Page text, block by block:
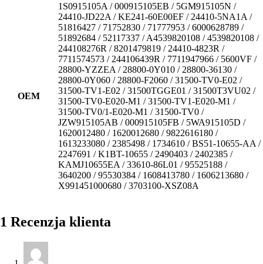
OEM
1S0915105A / 000915105EB / 5GM915105N /
24410-JD22A / KE241-60E00EF / 24410-5NA1A /
51816427 / 71752830 / 71777953 / 6000628789 /
51892684 / 52117337 / A4539820108 / 4539820108 /
244108276R / 8201479819 / 24410-4823R /
7711574573 / 244106439R / 7711947966 / 5600VF /
28800-YZZEA / 28800-0Y010 / 28800-36130 /
28800-0Y060 / 28800-F2060 / 31500-TV0-E02 /
31500-TV1-E02 / 31500TGGE01 / 31500T3VU02 /
31500-TV0-E020-M1 / 31500-TV1-E020-M1 /
31500-TV0/1-E020-M1 / 31500-TV0 /
JZW915105AB / 000915105FB / 5WA915105D /
1620012480 / 1620012680 / 9822616180 /
1613233080 / 2385498 / 1734610 / BS51-10655-AA /
2247691 / K1BT-10655 / 2490403 / 2402385 /
KAMJ10655EA / 33610-86L01 / 95525188 /
3640200 / 95530384 / 1608413780 / 1606213680 /
X991451000680 / 3703100-XSZ08A
1 Recenzja klienta